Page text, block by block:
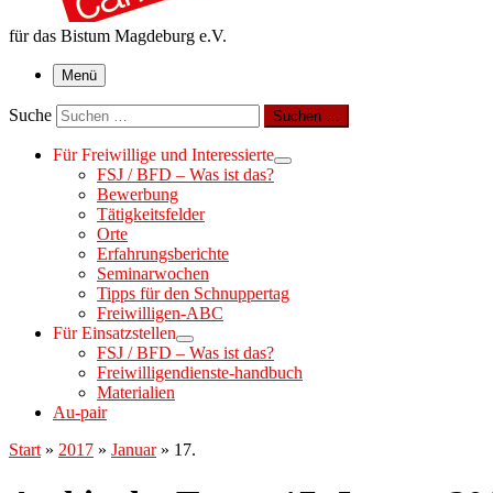
für das Bistum Magdeburg e.V.
Menü
Suche Suchen …
Für Freiwillige und Interessierte
FSJ / BFD – Was ist das?
Bewerbung
Tätigkeitsfelder
Orte
Erfahrungsberichte
Seminarwochen
Tipps für den Schnuppertag
Freiwilligen-ABC
Für Einsatzstellen
FSJ / BFD – Was ist das?
Freiwilligendienste-handbuch
Materialien
Au-pair
Start » 2017 » Januar » 17.